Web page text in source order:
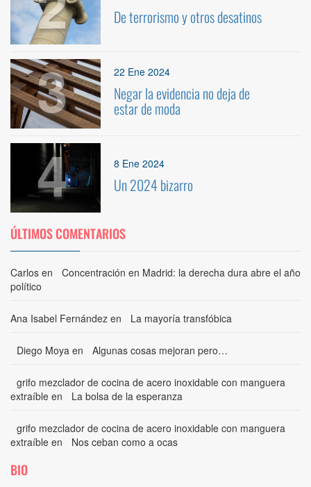
De terrorismo y otros desatinos
3 22 Ene 2024
Negar la evidencia no deja de
estar de moda
4 8 Ene 2024
Un 2024 bizarro
ÚLTIMOS COMENTARIOS
Carlos en
Concentración en Madrid: la derecha dura abre el año
político
Ana Isabel Fernández en La mayoría transfóbica
Diego Moya en Algunas cosas mejoran pero…
grifo mezclador de cocina de acero inoxidable con manguera
extraíble en La bolsa de la esperanza
grifo mezclador de cocina de acero inoxidable con manguera
extraíble en Nos ceban como a ocas
BIO